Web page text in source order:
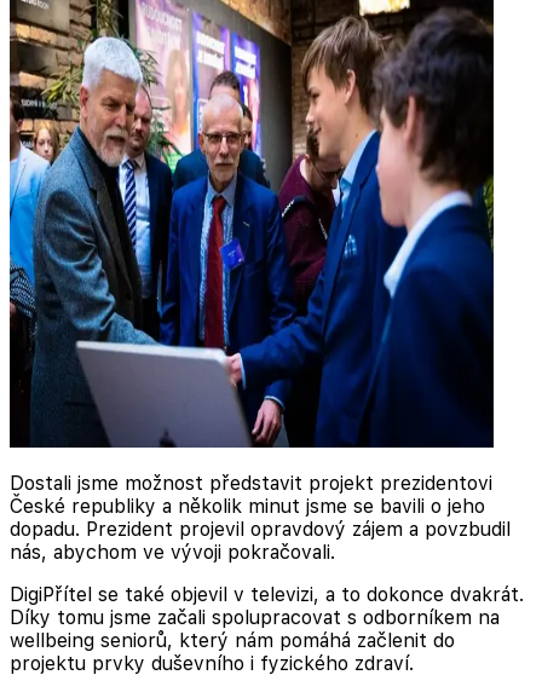
Dostali jsme možnost představit projekt prezidentovi
České republiky a několik minut jsme se bavili o jeho
dopadu. Prezident projevil opravdový zájem a povzbudil
nás, abychom ve vývoji pokračovali.
DigiPřítel se také objevil v televizi, a to dokonce dvakrát.
Díky tomu jsme začali spolupracovat s odborníkem na
wellbeing seniorů, který nám pomáhá začlenit do
projektu prvky duševního i fyzického zdraví.